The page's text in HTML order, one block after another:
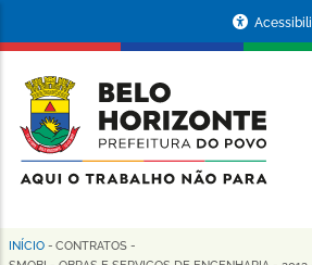
conteúdo
principal
da
Prefeitura
de
Horizonte
Trilha
INÍCIO - CONTRATOS -